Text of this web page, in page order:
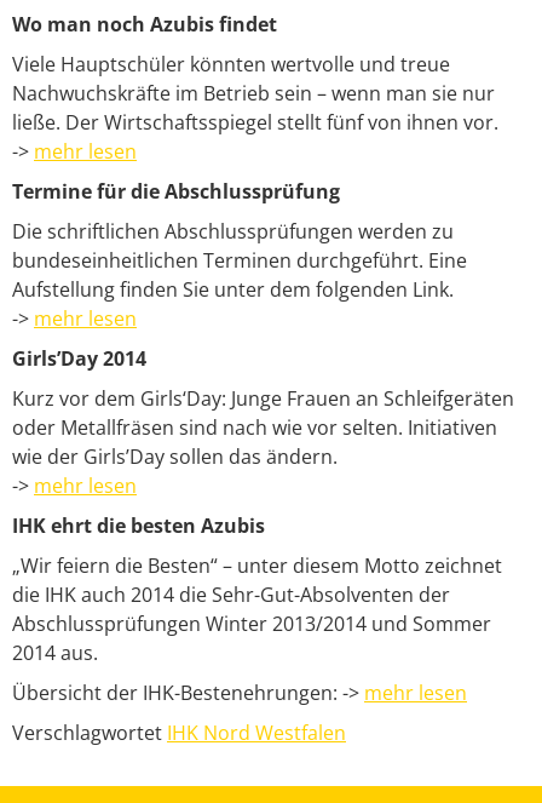
Wo man noch Azubis findet
Viele Hauptschüler könnten wertvolle und treue
Nachwuchskräfte im Betrieb sein – wenn man sie nur
ließe. Der Wirtschaftsspiegel stellt fünf von ihnen vor.
-> mehr lesen
Termine für die Abschlussprüfung
Die schriftlichen Abschlussprüfungen werden zu
bundeseinheitlichen Terminen durchgeführt. Eine
Aufstellung finden Sie unter dem folgenden Link.
-> mehr lesen
Girls’Day 2014
Kurz vor dem Girls‘Day: Junge Frauen an Schleifgeräten
oder Metallfräsen sind nach wie vor selten. Initiativen
wie der Girls’Day sollen das ändern.
-> mehr lesen
IHK ehrt die besten Azubis
„Wir feiern die Besten“ – unter diesem Motto zeichnet
die IHK auch 2014 die Sehr-Gut-Absolventen der
Abschlussprüfungen Winter 2013/2014 und Sommer
2014 aus.
Übersicht der IHK-Bestenehrungen: -> mehr lesen
Verschlagwortet IHK Nord Westfalen